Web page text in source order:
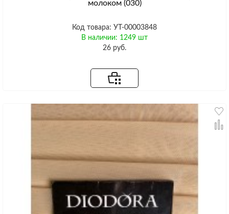
молоком (030)
Код товара: УТ-00003848
В наличии: 1249 шт
26 руб.